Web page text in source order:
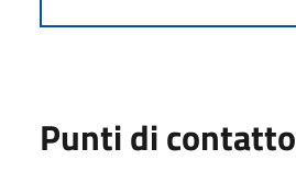
Punti di contatto